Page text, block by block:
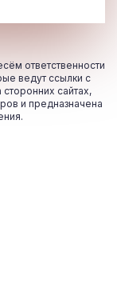
ответственности
ведут ссылки с
сайтах,
и предназначена